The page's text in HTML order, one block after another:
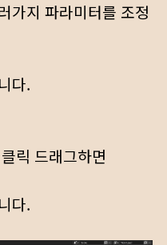
가지 파라미터를 조정
다.
릭 드래그하면
다.